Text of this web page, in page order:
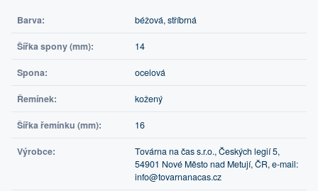
Barva: béžová, stříbrná
Šířka spony (mm): 14
Spona: ocelová
Řemínek: kožený
Šířka řemínku (mm): 16
Výrobce:
Továrna na čas s.r.o., Českých legií 5,
54901 Nové Město nad Metují, ČR, e-mail:
info@tovarnanacas.cz